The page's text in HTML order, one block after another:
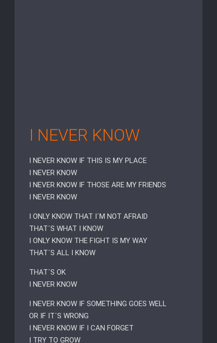
I NEVER KNOW
I NEVER KNOW IF THIS IS MY PLACE
I NEVER KNOW
I NEVER KNOW IF THOSE ARE MY FRIENDS
I NEVER KNOW
I ONLY KNOW THAT I´M NOT AFRAID
THAT´S WHAT I KNOW
I ONLY KNOW THE FIGHT IS MY WAY
THAT´S ALL I KNOW
THAT´S OK
I NEVER KNOW
I NEVER KNOW IF SOMETHING GOES WELL
OR IF IT´S WRONG
I NEVER KNOW IF I CAN FORGET
I TRY TO GROW